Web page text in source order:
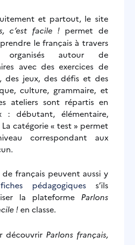
et partout, le site
c’est facile ! permet de
le français à travers
organisés autour de
avec des exercices de
des jeux, des défis et des
culture, grammaire, et
ateliers sont répartis en
: débutant, élémentaire,
catégorie « test » permet
correspondant aux
de français peuvent aussi y
fiches pédagogiquess’ils
la plateforme Parlons
!en classe.
découvrir Parlons français,